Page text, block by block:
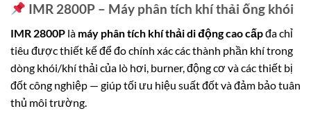
IMR 2800P – Máy phân tích khí thải ống khói
IMR 2800P là máy phân tích khí thải di động cao cấpđa chỉ
tiêu được thiết kế để đo chính xác các thành phần khí trong
dòng khói/khí thải của lò hơi, burner, động cơ và các thiết bị
đốt công nghiệp — giúp tối ưu hiệu suất đốt và đảm bảo tuân
thủ môi trường.